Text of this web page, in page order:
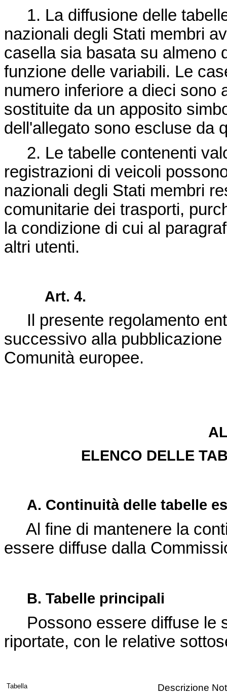
1. La diffusione delle
nazionali degli Stati membri
casella sia basata su almeno
funzione delle variabili. Le
numero inferiore a dieci sono
sostituite da un apposito
dell'allegato sono escluse da
2. Le tabelle contenenti
registrazioni di veicoli
nazionali degli Stati membri
comunitarie dei trasporti,
la condizione di cui al
altri utenti.
Art. 4.
Il presente regolamento
successivo alla
Comunità europee.
ELENCO DELLE
A. Continuità delle tabelle
Al fine di mantenere la
essere diffuse dalla
B. Tabelle principali
Possono essere diffuse le
riportate, con le relative
Tabella Descrizione